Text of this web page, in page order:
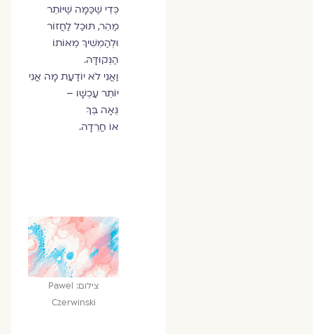
כְּדֵי שֶׁכַּמָּה שֶׁיּוֹתֵר
מַהֵר, תּוּכַל לַחֲזוֹר
וּלְהַמְשִׁיךְ מֵאוֹתוֹ
הַנְּקוּדָּה.
וַאֲנִי לֹא יוֹדַעַת מָה אֲנִי
יוֹתֵר עַכְשָׁו –
גֵּאָה בְּךָ
אוֹ חֲרֵדָה.
צילום: Pawel
Czerwinski